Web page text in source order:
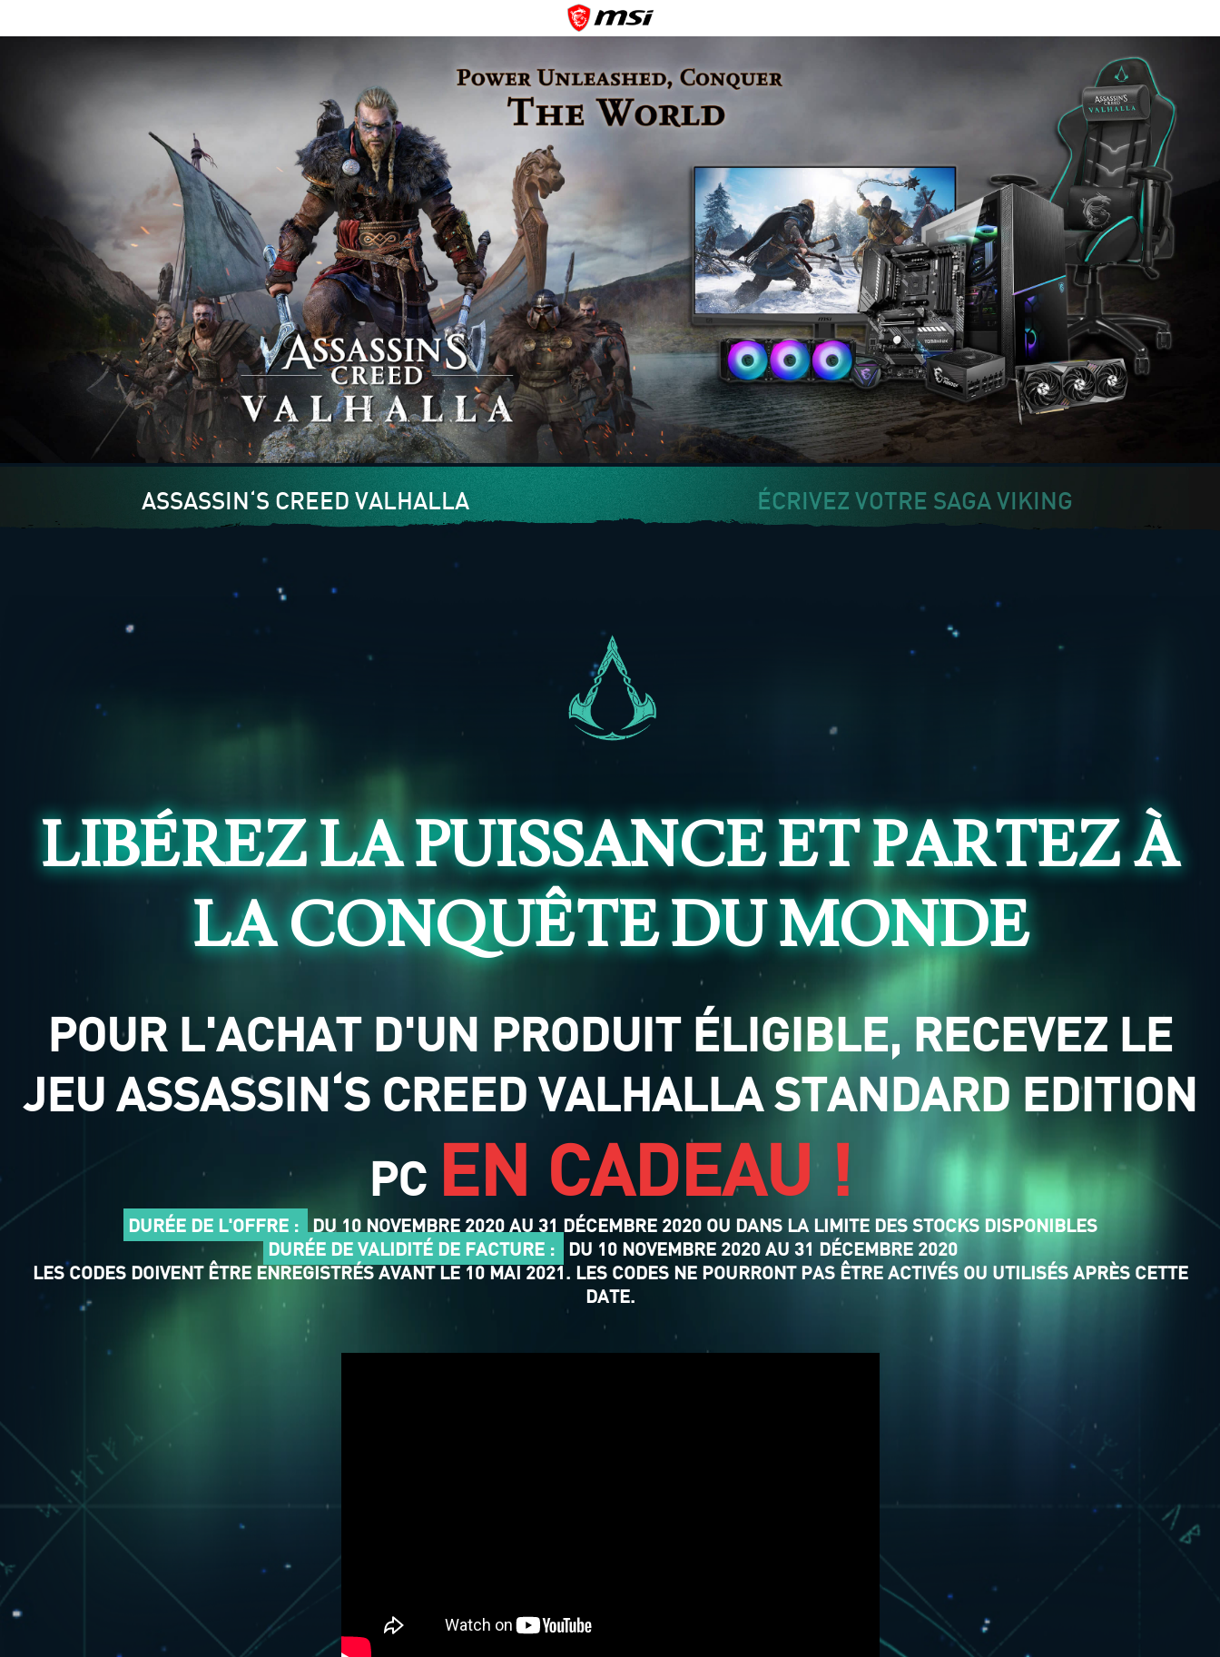
ASSASSIN‘S CREED VALHALLA ÉCRIVEZ VOTRE SAGA VIKING
LIBÉREZ LA PUISSANCE ET PARTEZ À
LA CONQUÊTE DU MONDE
POUR L'ACHAT D'UN PRODUIT ÉLIGIBLE, RECEVEZ LE
JEU ASSASSIN‘S CREED VALHALLA STANDARD EDITION
PC EN CADEAU !
DURÉE DE L'OFFRE :
DU 10 NOVEMBRE 2020 AU 31 DÉCEMBRE 2020 OU DANS LA LIMITE DES STOCKS DISPONIBLES
DURÉE DE VALIDITÉ DE FACTURE :
DU 10 NOVEMBRE 2020 AU 31 DÉCEMBRE 2020
LES CODES DOIVENT ÊTRE ENREGISTRÉS AVANT LE 10 MAI 2021. LES CODES NE POURRONT PAS ÊTRE ACTIVÉS OU UTILISÉS APRÈS CETTE
DATE.